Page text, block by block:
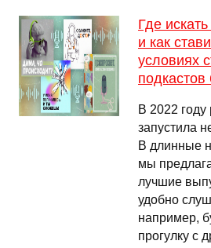
Где
и как
условиях
подкастов
В 2022 году
запустила
В длинные
мы
лучшие
удобно
например,
прогулку с